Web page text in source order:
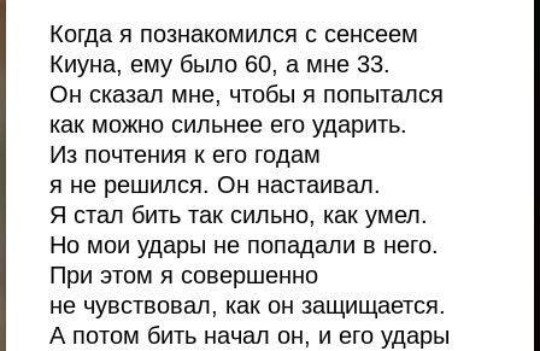
Когда я познакомился с сенсеем
Киуна, ему было 60, а мне 33.
Он сказал мне, чтобы я попытался
как можно сильнее его ударить.
Из почтения к его годам
я не решился. Он настаивал.
Я стал бить так сильно, как умел.
Но мои удары не попадали в него.
При этом я совершенно
не чувствовал, как он защищается.
А потом бить начал он, и его удары